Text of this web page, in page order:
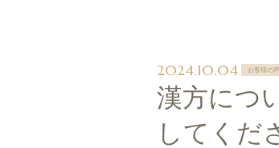
2024.10.04 お客様の声
漢方につ
してくだ